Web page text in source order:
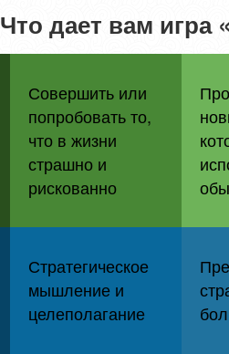
Что дает вам
Совершить или
попробовать то,
что в жизни
страшно и
рискованно
Стратегическое
мышление и
целеполагание